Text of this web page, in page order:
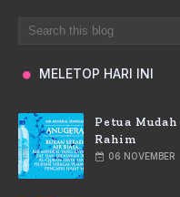
MELETOP HARI INI
Petua
Rahim
06 NOVEMBER